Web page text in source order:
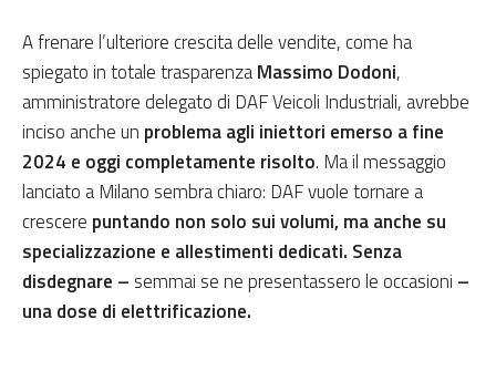
A frenare l’ulteriore crescita delle vendite, come ha
spiegato in totale trasparenzaMassimo Dodoni,
amministratore delegato di DAF Veicoli Industriali, avrebbe
inciso anche un problema agli iniettori emerso a fine
2024 e oggi completamente risolto. Ma il messaggio
lanciato a Milano sembra chiaro: DAF vuole tornare a
crescere puntando non solo sui volumi, ma anche su
specializzazione e allestimenti dedicati. Senza
disdegnare – semmai se ne presentassero le occasioni –
una dose di elettrificazione.